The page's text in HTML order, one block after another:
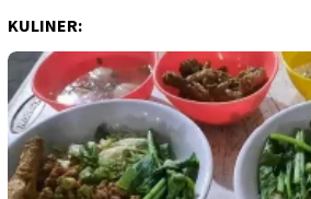
KULINER: